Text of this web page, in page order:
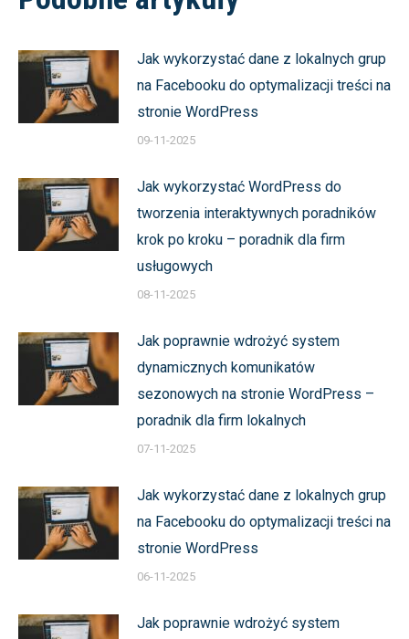
Jak wykorzystać dane z lokalnych grup
na Facebooku do optymalizacji treści na
stronie WordPress
09-11-2025
Jak wykorzystać WordPress do
tworzenia interaktywnych poradników
krok po kroku – poradnik dla firm
usługowych
08-11-2025
Jak poprawnie wdrożyć system
dynamicznych komunikatów
sezonowych na stronie WordPress –
poradnik dla firm lokalnych
07-11-2025
Jak wykorzystać dane z lokalnych grup
na Facebooku do optymalizacji treści na
stronie WordPress
06-11-2025
Jak poprawnie wdrożyć system